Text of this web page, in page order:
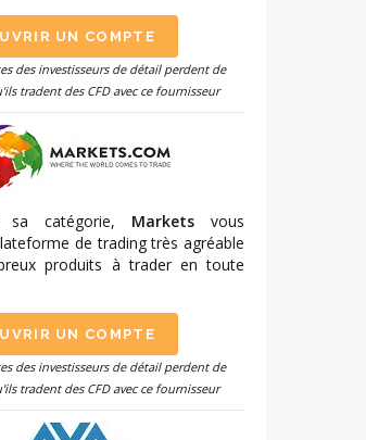
UN COMPTE
des investisseurs de détail perdent de
tradent des CFD avec ce fournisseur
sa catégorie, Markets vous
de trading très agréable
produits à trader en toute
UN COMPTE
des investisseurs de détail perdent de
tradent des CFD avec ce fournisseur